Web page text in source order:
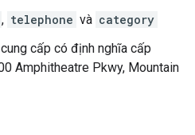
, telephone và category
cấp có định nghĩa cấp
Amphitheatre Pkwy, Mountain